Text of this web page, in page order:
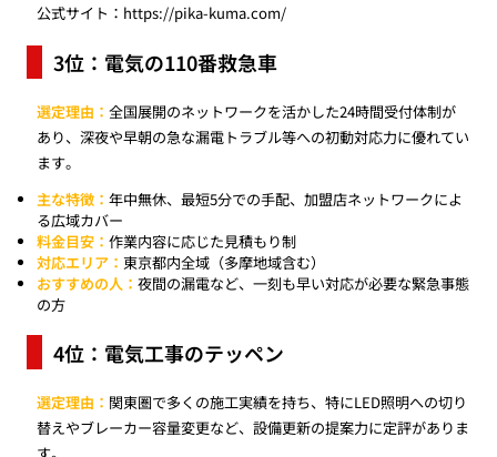
公式サイト： https://pika-kuma.com/
3位：電気の110番救急車
選定理由：全国展開のネットワークを活かした24時間受付体制が
あり、深夜や早朝の急な漏電トラブル等への初動対応力に優れてい
ます。
主な特徴：年中無休、最短5分での手配、加盟店ネットワークによ
る広域カバー
料金目安：作業内容に応じた見積もり制
対応エリア：東京都内全域（多摩地域含む）
おすすめの人：夜間の漏電など、一刻も早い対応が必要な緊急事態
の方
4位：電気工事のテッペン
選定理由： 関東圏で多くの施工実績を持ち、特にLED照明への切り
替えやブレーカー容量変更など、設備更新の提案力に定評がありま